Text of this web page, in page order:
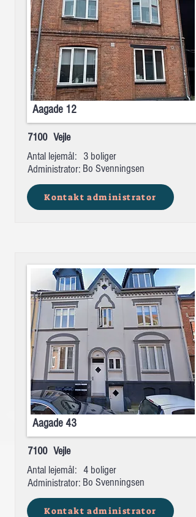
Aagade 12
7100 Vejle
Antal lejemål:
Administrator:
3 boliger
Bo Svenningsen
Kontakt administrator
Aagade 43
7100 Vejle
Antal lejemål:
Administrator:
4 boliger
Bo Svenningsen
Kontakt administrator